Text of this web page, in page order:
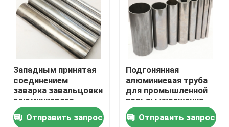
Западным принятая
соединением
заварка завальцовки
алюминиевого
штранг-прессования
трубок бросая
Отправить запрос
Подгонянная
алюминиевая труба
для промышленной
пользы украшения
конструкции
Отправить запрос